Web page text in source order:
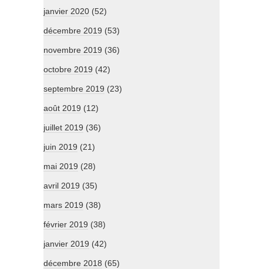
janvier 2020 (52)
décembre 2019 (53)
novembre 2019 (36)
octobre 2019 (42)
septembre 2019 (23)
août 2019 (12)
juillet 2019 (36)
juin 2019 (21)
mai 2019 (28)
avril 2019 (35)
mars 2019 (38)
février 2019 (38)
janvier 2019 (42)
décembre 2018 (65)